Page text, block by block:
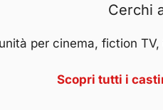
Cerchi
per cinema, fiction
Scopri tutti i